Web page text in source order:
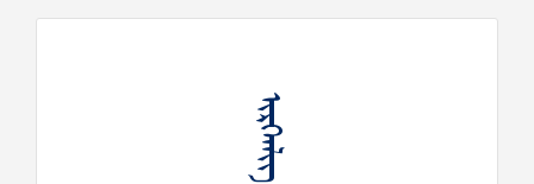
ᠢᠷᠭᠡᠨᠯᠢᠭ